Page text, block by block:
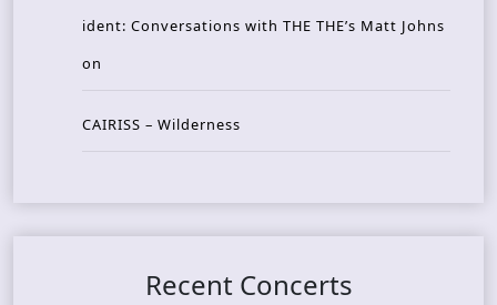
ident: Conversations with THE THE’s Matt Johns
on
CAIRISS – Wilderness
Recent Concerts